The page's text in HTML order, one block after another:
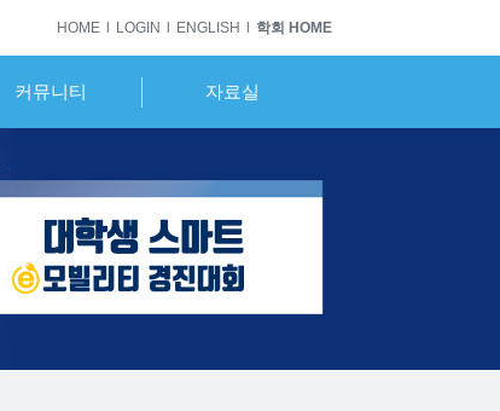
커뮤니티
지사항
율주행 포뮬러
가팀 매칭
경기결과
Q&A
러리
자료실
양식
참가팀보고서
참고 사이트
기타
HOME LOGIN ENGLISH 학회 HOME